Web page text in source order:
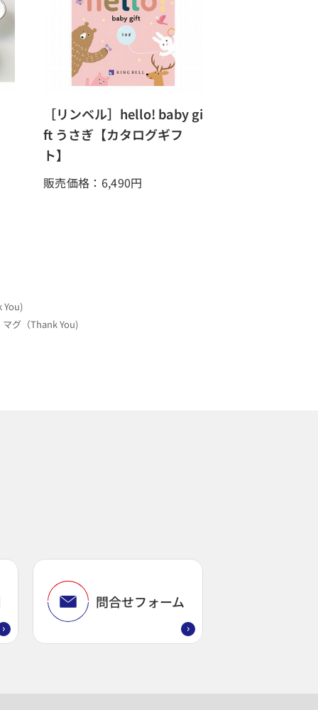
［リンベル］hello! baby gi
ft うさぎ【カタログギフ
ト】
販売価格：6,490円
You)
グ（Thank You)
問合せフォーム